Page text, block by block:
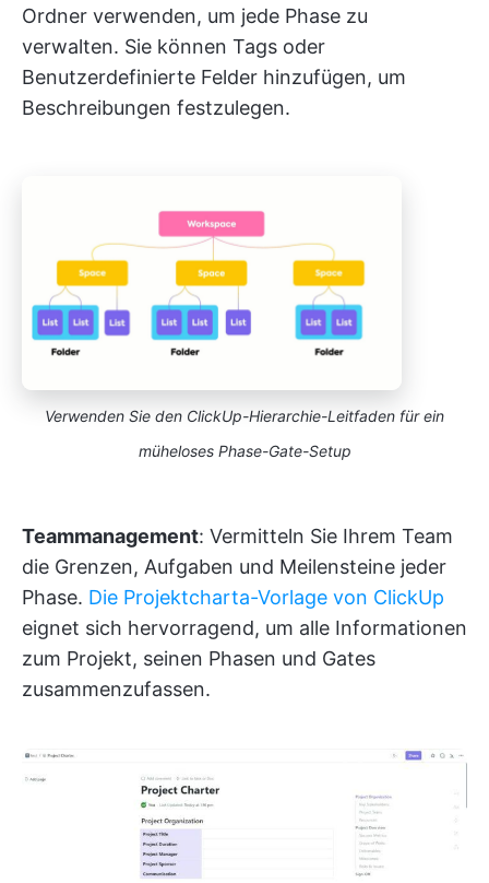
Ordner verwenden, um jede Phase zu
verwalten. Sie können Tags oder
Benutzerdefinierte Felder hinzufügen, um
Beschreibungen festzulegen.
Verwenden Sie den ClickUp-Hierarchie-Leitfaden für ein
müheloses Phase-Gate-Setup
Teammanagement: Vermitteln Sie Ihrem Team
die Grenzen, Aufgaben und Meilensteine jeder
Phase. Die Projektcharta-Vorlage von ClickUp
eignet sich hervorragend, um alle Informationen
zum Projekt, seinen Phasen und Gates
zusammenzufassen.